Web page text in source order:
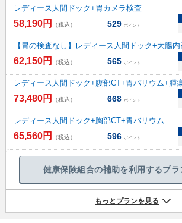
レディース人間ドック+胃カメラ検査
58,190円 （税込） 529 ポイント
【胃の検査なし】レディース人間ドック+大腸
62,150円 （税込） 565 ポイント
レディース人間ドック+腹部CT+胃バリウム+腫
73,480円 （税込） 668 ポイント
レディース人間ドック+胸部CT+胃バリウム
65,560円 （税込） 596 ポイント
健康保険組合の補助を利用するプラ
もっとプランを見る